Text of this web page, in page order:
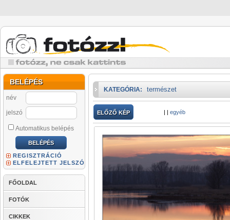
BELÉPÉS
név
jelszó
Automatikus belépés
REGISZTRÁCIÓ
ELFELEJTETT JELSZÓ
FŐOLDAL
FOTÓK
CIKKEK
KATEGÓRIA: természet
ELŐZŐ KÉP | | egyéb